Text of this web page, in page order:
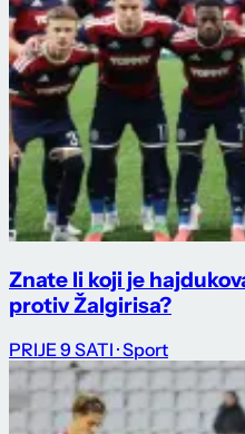
Znate li koji je
protiv Žalgirisa?
PRIJE 9 SATI · Sport